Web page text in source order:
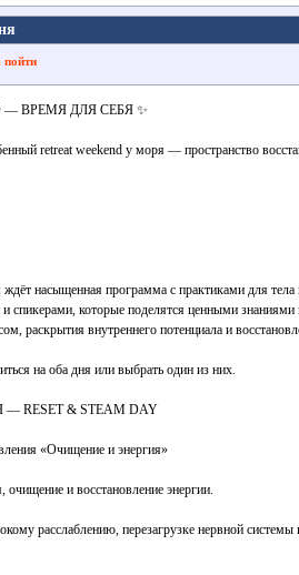
пойти
— ВРЕМЯ ДЛЯ СЕБЯ ✨
retreat weekend у моря — пространство
ждёт насыщенная программа с практиками для
спикерами, которые поделятся ценными
раскрытия внутреннего потенциала и
на оба дня или выбрать один из них.
RESET & STEAM DAY
«Очищение и энергия»
и восстановление энергии.
расслаблению, перезагрузке нервной системы